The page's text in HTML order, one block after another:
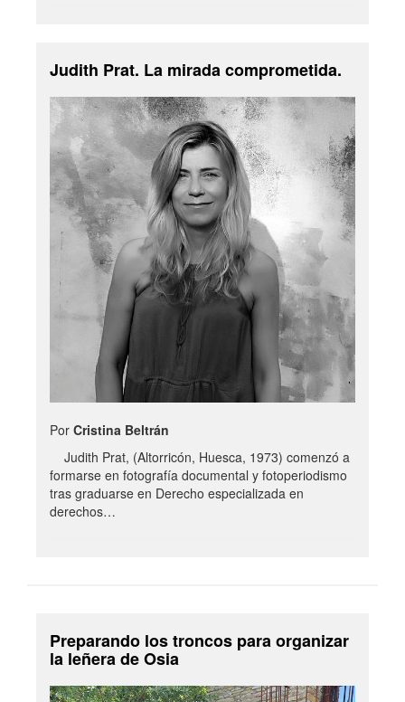
Judith Prat. La mirada comprometida.
Por Cristina Beltrán
Judith Prat, (Altorricón, Huesca, 1973) comenzó a
formarse en fotografía documental y fotoperiodismo
tras graduarse en Derecho especializada en
derechos…
Preparando los troncos para organizar
la leñera de Osia